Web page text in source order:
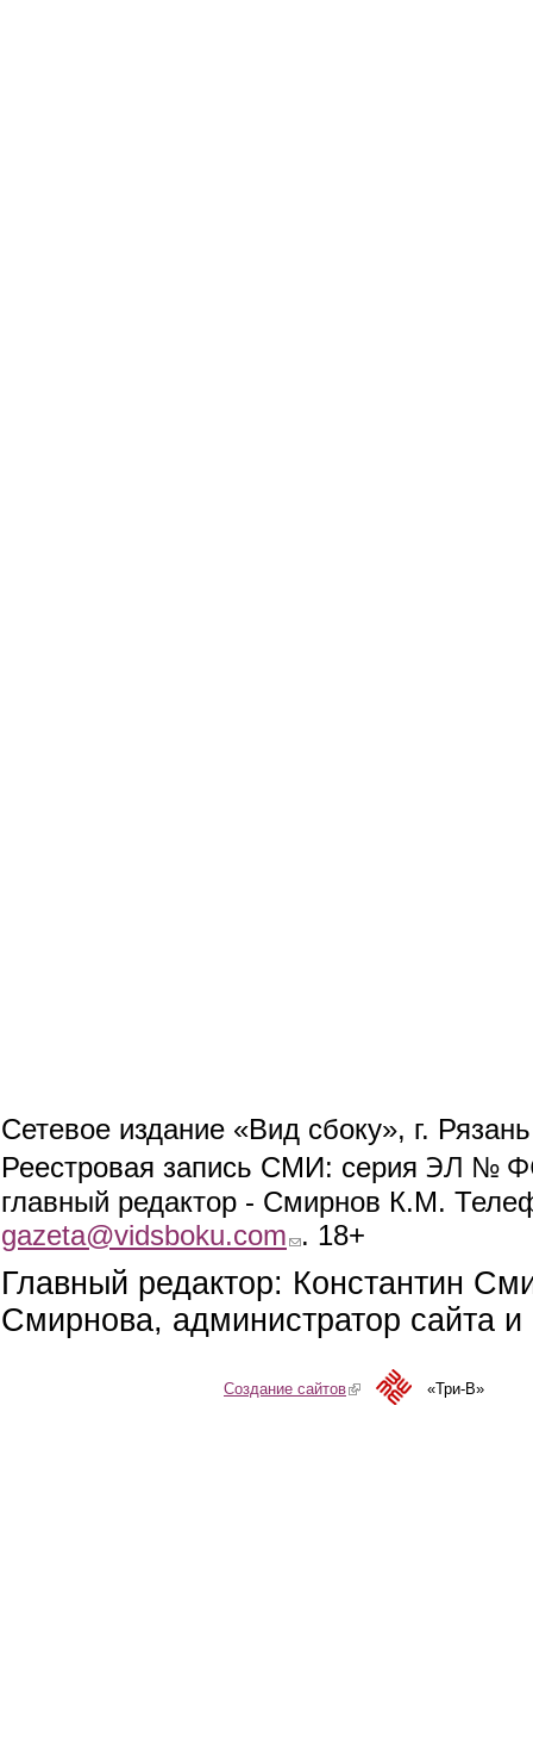
Сетевое издание «Вид сбоку», г.
Реестровая запись СМИ: серия ЭЛ №
главный редактор - Смирнов К.М.
gazeta@vidsboku.com (link sends e-mail)
. 18+
Главный редактор: Константин
Смирнова, администратор сайта
Создание сайтов(link is external)«Три-В»